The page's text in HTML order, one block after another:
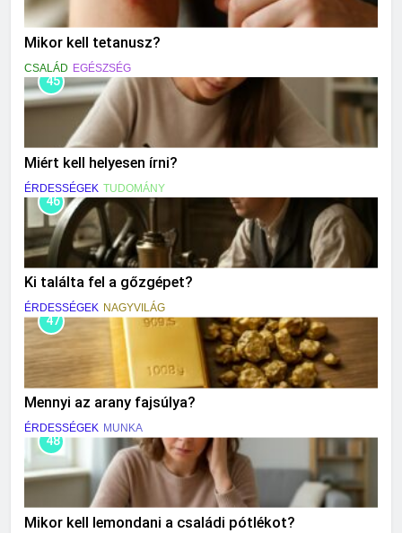
Mikor kell tetanusz?
CSALÁD EGÉSZSÉG
45
Miért kell helyesen írni?
ÉRDESSÉGEK TUDOMÁNY
46
Ki találta fel a gőzgépet?
ÉRDESSÉGEK NAGYVILÁG
47
Mennyi az arany fajsúlya?
ÉRDESSÉGEK MUNKA
48
Mikor kell lemondani a családi pótlékot?